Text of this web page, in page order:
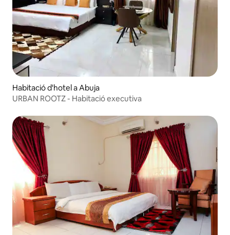
Habitació d'hotel a Abuja
URBAN ROOTZ - Habitació executiva